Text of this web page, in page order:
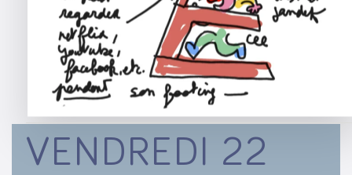
VENDREDI 22